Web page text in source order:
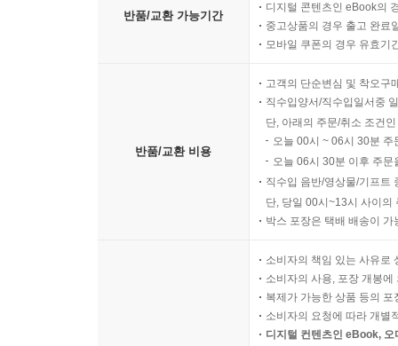
반품/교환 가능기간
디지털 콘텐츠인 eBook의
중고상품의 경우 출고 완료
모바일 쿠폰의 경우 유효기
반품/교환 비용
고객의 단순변심 및 착오구
직수입양서/직수입일서중
단, 아래의 주문/취소 조건
오늘 00시 ~ 06시 30분
오늘 06시 30분 이후 주
직수입 음반/영상물/기프트
단, 당일 00시~13시 사이의
박스 포장은 택배 배송이
소비자의 책임 있는 사유로
소비자의 사용, 포장 개봉
복제가 가능한 상품 등의
소비자의 요청에 따라 개별
디지털 컨텐츠인 eBook,